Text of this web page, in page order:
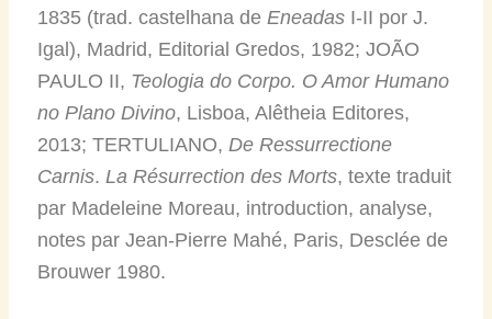
1835 (trad. castelhana de EneadasI-II por J.
Igal), Madrid, Editorial Gredos, 1982; JOÃO
PAULO II, Teologia do Corpo. O Amor Humano
no Plano Divino, Lisboa, Alêtheia Editores,
2013; TERTULIANO, De Ressurrectione
Carnis. La Résurrection des Morts, texte traduit
par Madeleine Moreau, introduction, analyse,
notes par Jean-Pierre Mahé, Paris, Desclée de
Brouwer 1980.